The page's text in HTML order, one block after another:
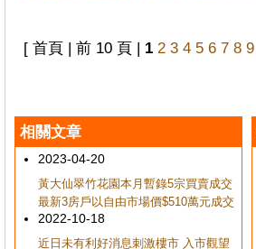
[ 首頁 | 前 10 頁 | 1 2 3 4 5 6 7 8 9
相關文章
2023-04-20
黃大仙翠竹花園本月暫錄5宗買賣成交
最新3房戶以自由市場價$510萬元成交
2022-10-18
近日未有利好消息刺激樓市 入市觀望